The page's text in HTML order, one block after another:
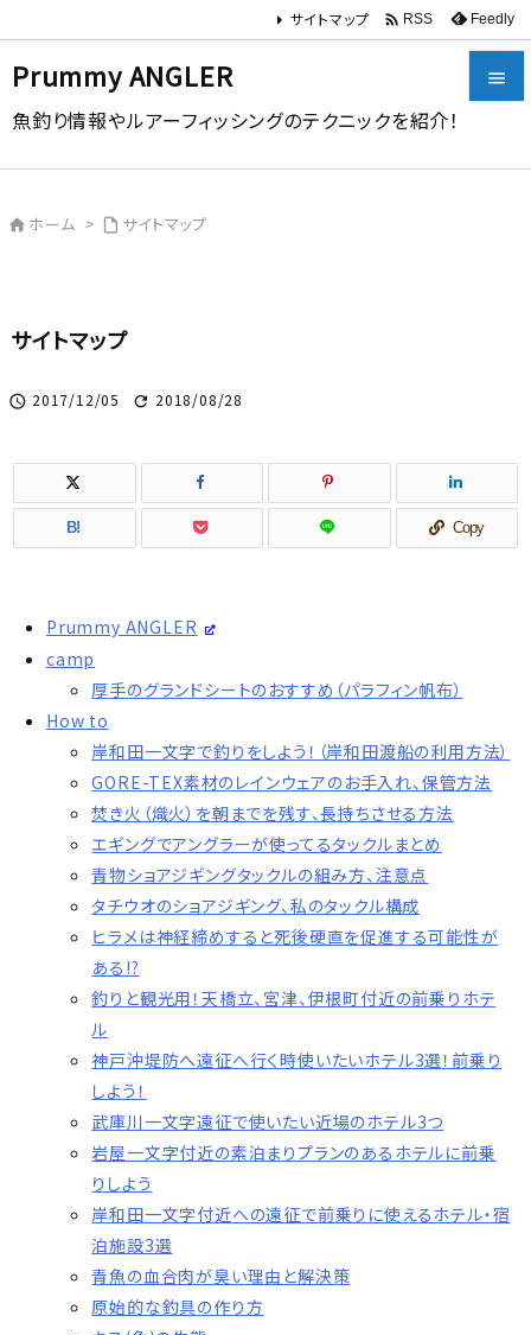
Prummy ANGLER
魚釣り情報やルアーフィッシングのテクニックを紹介！

サイトマップ  RSS Feedly
 ホーム >  サイトマップ
サイトマップ
 2017/12/05  2018/08/28
B! Copy
Prummy ANGLER
camp
厚手のグランドシートのおすすめ（パラフィン帆布）
How to
岸和田一文字で釣りをしよう！（岸和田渡船の利用方法）
GORE-TEX素材のレインウェアのお手入れ、保管方法
焚き火（熾火）を朝までを残す、長持ちさせる方法
エギングでアングラーが使ってるタックルまとめ
青物ショアジギングタックルの組み方、注意点
タチウオのショアジギング、私のタックル構成
ヒラメは神経締めすると死後硬直を促進する可能性が
ある!?
釣りと観光用！天橋立、宮津、伊根町付近の前乗りホテ
ル
神戸沖堤防へ遠征へ行く時使いたいホテル3選！前乗り
しよう！
武庫川一文字遠征で使いたい近場のホテル3つ
岩屋一文字付近の素泊まりプランのあるホテルに前乗
りしよう
岸和田一文字付近への遠征で前乗りに使えるホテル・宿
泊施設3選
青魚の血合肉が臭い理由と解決策
原始的な釣具の作り方